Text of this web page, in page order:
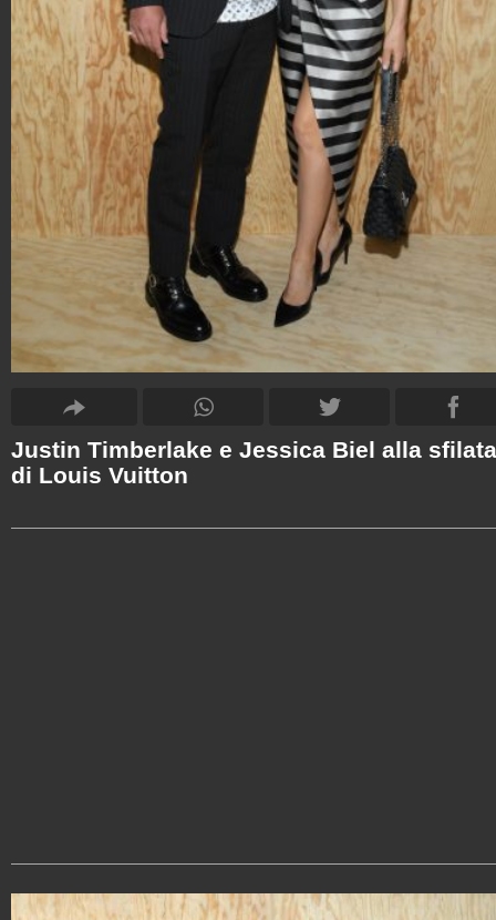
Justin Timberlake e Jessica Biel alla sfilata
di Louis Vuitton